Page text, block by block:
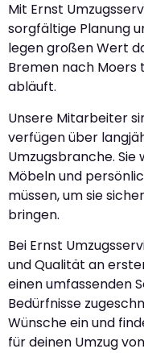
Mit Ernst
sorgfältige Planung
legen großen Wert
Bremen nach
abläuft.
Unsere Mitarbeiter
verfügen über
Umzugsbranche. Sie
Möbeln und
müssen, um sie
bringen.
Bei Ernst
und Qualität an
einen umfassenden
Bedürfnisse
Wünsche ein und
für deinen Umzug